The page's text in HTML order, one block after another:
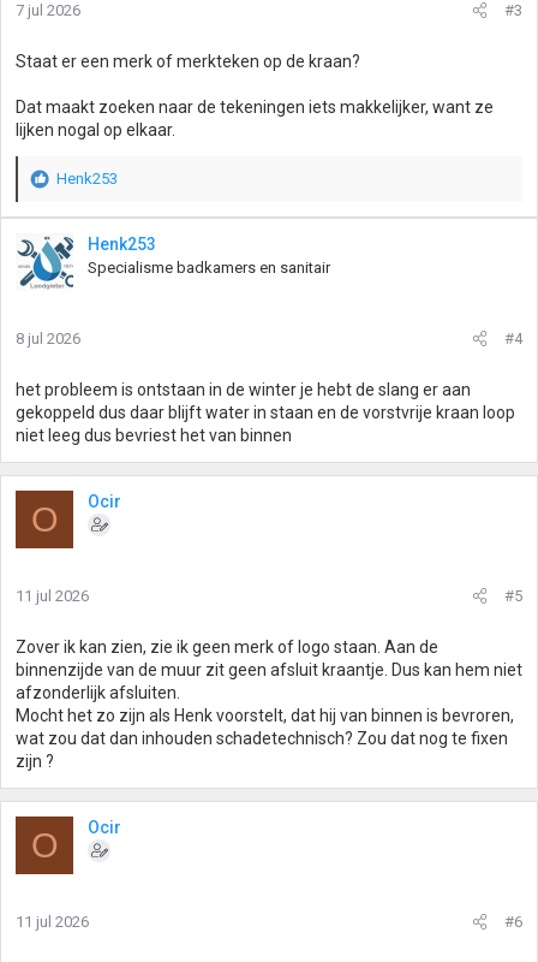
7 jul 2026 #3
Staat er een merk of merkteken op de kraan?
Dat maakt zoeken naar de tekeningen iets makkelijker, want ze
lijken nogal op elkaar.
W
r
d
i
g
e
Henk253
Henk253
Specialisme badkamers en sanitair
8 jul 2026 #4
het probleem is ontstaan in de winter je hebt de slang er aan
gekoppeld dus daar blijft water in staan en de vorstvrije kraan loop
niet leeg dus bevriest het van binnen
O Ocir
11 jul 2026 #5
Zover ik kan zien, zie ik geen merk of logo staan. Aan de
binnenzijde van de muur zit geen afsluit kraantje. Dus kan hem niet
afzonderlijk afsluiten.
Mocht het zo zijn als Henk voorstelt, dat hij van binnen is bevroren,
wat zou dat dan inhouden schadetechnisch? Zou dat nog te fixen
zijn ?
O Ocir
11 jul 2026 #6